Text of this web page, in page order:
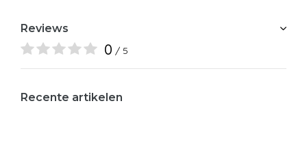
Reviews
0 / 5
Recente artikelen